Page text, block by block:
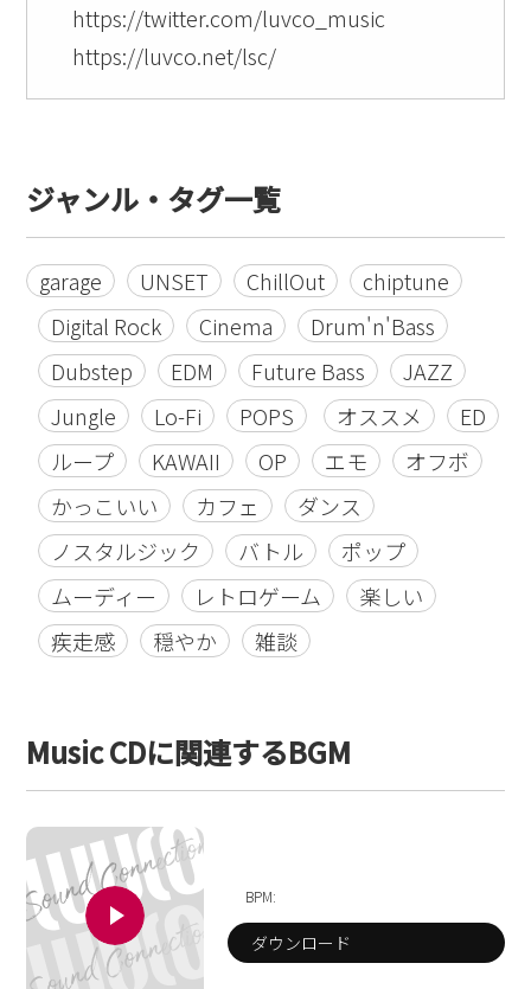
https://twitter.com/luvco_music
https://luvco.net/lsc/
ジャンル・タグ一覧
garage UNSET ChillOut
chiptune
Digital Rock
Cinema
Drum'n'Bass
Dubstep
EDM Future Bass
JAZZ
Jungle
Lo-Fi POPS オススメ
ED
ループ
KAWAII OP エモ
オフボ
かっこいい
カフェ
ダンス
ノスタルジック
バトル
ポップ
ムーディー
レトロゲーム
楽しい
疾走感
穏やか 雑談
Music CDに関連するBGM
BPM:
ダウンロード